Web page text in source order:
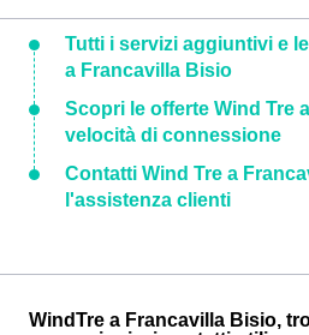
Tutti i servizi aggiuntivi e
a Francavilla Bisio
Scopri le offerte Wind Tre
velocità di connessione
Contatti Wind Tre a
l'assistenza clienti
WindTre a Francavilla Bisio,